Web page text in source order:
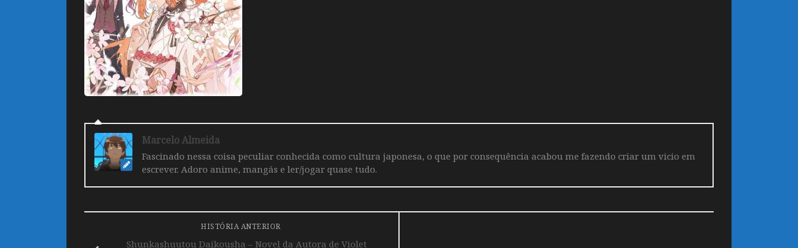
Marcelo Almeida
Fascinado nessa coisa peculiar conhecida como cultura japonesa, o que por consequência acabou me fazendo criar um vicio em
escrever. Adoro anime, mangás e ler/jogar quase tudo.
HISTÓRIA ANTERIOR
Shunkashuutou Daikousha – Novel da Autora de Violet